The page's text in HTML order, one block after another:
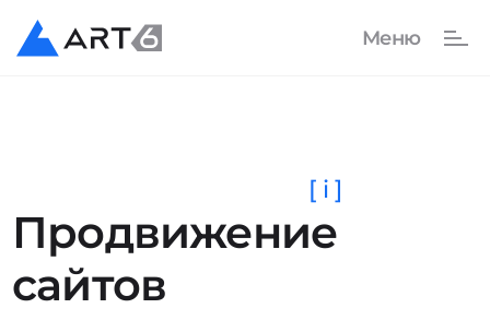
Продвижение
сайтов
[ i ]